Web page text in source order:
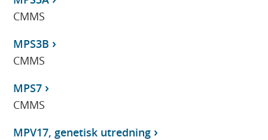
CMMS
MPS3B
CMMS
MPS7
CMMS
MPV17, genetisk utredning